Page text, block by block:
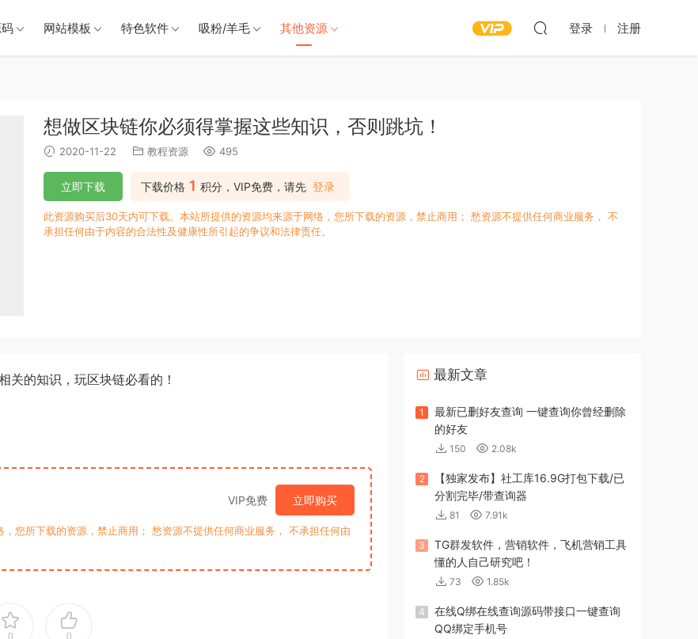
网站模板 特色软件 吸粉/羊毛 其他资源 登录 注册
想做区块链你必须得掌握这些知识，否则跳坑！
2020-11-22 教程资源 495
下载价格 1 积分，VIP免费，请先 登录
立即下载
此资源购买后30天内可下载。本站所提供的资源均来源于网络，您所下载的资源，禁止商用； 愁资源不提供任何商业服务， 不
承担任何由于内容的合法性及健康性所引起的争议和法律责任。
关的知识，玩区块链必看的！
VIP免费 立即购买
您所下载的资源，禁止商用； 愁资源不提供任何商业服务， 不承担任何由
0 0
最新文章
1
最新已删好友查询 一键查询你曾经删除
的好友
150 2.08k
2
【独家发布】社工库16.9G打包下载/已
分割完毕/带查询器
81 7.91k
3
TG群发软件，营销软件，飞机营销工具
懂的人自己研究吧！
73 1.85k
4
在线Q绑在线查询源码带接口一键查询
QQ绑定手机号